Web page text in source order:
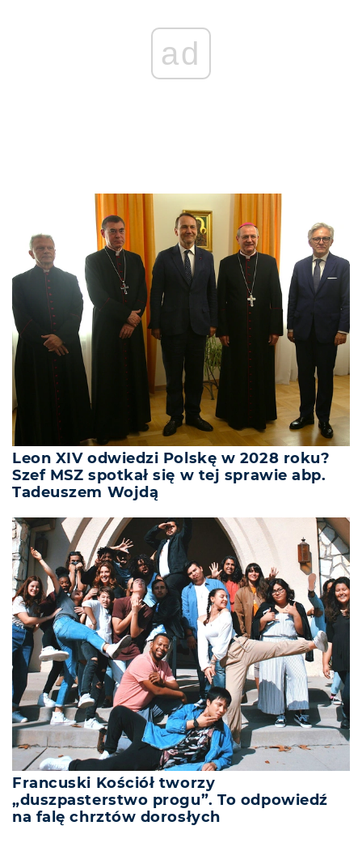
ad
Leon XIV odwiedzi Polskę w 2028 roku?
Szef MSZ spotkał się w tej sprawie abp.
Tadeuszem Wojdą
Francuski Kościół tworzy
„duszpasterstwo progu”. To odpowiedź
na falę chrztów dorosłych